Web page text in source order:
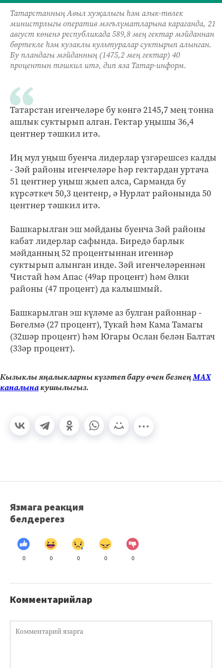
Татарстанның Авыл хуҗалыгы һәм азык-төлек
министрлыгы оператив мәгълүматларына караганда, 21
август көненә республикада 589,8 мең гектар мәйданнан
бөртекле һәм кузаклы культуралар суктырып алынган.
Бу пландагы мәйданның (1475,2 мең гектар) 40
процентын тәшкил итә, дип яза Татар-информ.
Татарстан игенчеләре бу көнгә 2145,7 мең тонна
ашлык суктырып алган. Гектар уңышы 36,4
центнер тәшкил итә.
Иң мул уңыш буенча лидерлар үзгәрешсез калды
- Зәй районы игенчеләре һәр гектардан уртача
51 центнер уңыш җыеп алса, Сарманда бу
күрсәткеч 50,3 центенр, ә Нурлат районында 50
центнер тәшкил итә.
Башкарылган эш мәйданы буенча Зәй районы
кабат лидерлар сафында. Биредә барлык
мәйданның 52 процентыннан игеннәр
суктырып алынган инде. Зәй игенчеләреннән
Чистай һәм Апас (49ар процент) һәм Әлки
районы (47 процент) да калышмый.
Башкарылган эш күләме аз булган районнар -
Бөгелмә (27 процент), Тукай һәм Кама Тамагы
(32шәр процент) һәм Югары Ослан белән Балтач
(33әр процент).
Кызыклы яңалыкларны күзәтеп бару өчен безнеңМАХ
каналынакушылыгыз.
Язмага реакция
белдерегез
0 0 0 0 0
Комментарийлар